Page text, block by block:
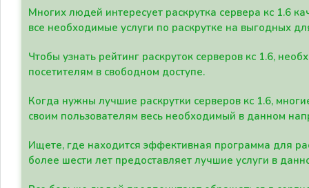
Многих людей интересует раскрутка сервера кс 1.6
все необходимые услуги по раскрутке на выгодных
Чтобы узнать рейтинг раскруток серверов кс 1.6,
посетителям в свободном доступе.
Когда нужны лучшие раскрутки серверов кс 1.6,
своим пользователям весь необходимый в данном
Ищете, где находится эффективная программа для
более шести лет предоставляет лучшие услуги в